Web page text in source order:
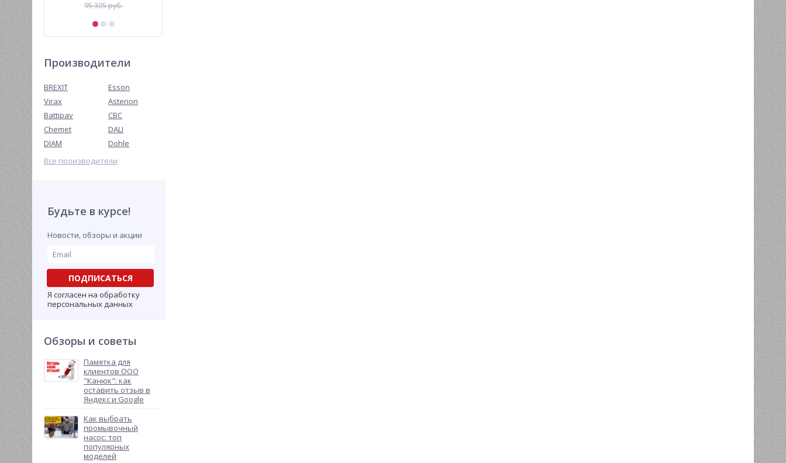
95 305 руб.
Производители
BREXIT
Esson
Virax
Asterion
Battipav
CBC
Chemet
DALI
DIAM
Dohle
Все производители
Будьте в курсе!
Новости, обзоры и акции
ПОДПИСАТЬСЯ
Я согласен на обработку
персональных данных
Обзоры и советы
Памятка для
клиентов ООО
"Канюк": как
оставить отзыв в
Яндекс и Google
Как выбрать
промывочный
насос: топ
популярных
моделей